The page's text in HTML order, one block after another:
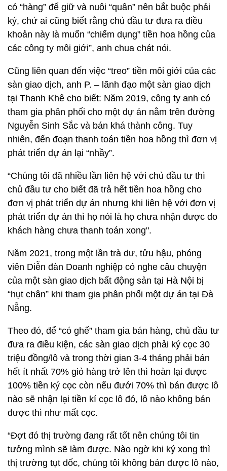
có “hàng” để giữ và nuôi “quân” nên bắt buộc phải
ký, chứ ai cũng biết rằng chủ đầu tư đưa ra điều
khoản này là muốn “chiếm dụng” tiền hoa hồng của
các công ty môi giới”, anh chua chát nói.
Cũng liên quan đến việc “treo” tiền môi giới của các
sàn giao dịch, anh P. – lãnh đạo một sàn giao dịch
tại Thanh Khê cho biết: Năm 2019, công ty anh có
tham gia phân phối cho một dự án nằm trên đường
Nguyễn Sinh Sắc và bán khá thành công. Tuy
nhiên, đến đoạn thanh toán tiền hoa hồng thì đơn vị
phát triển dự án lại “nhầy”.
“Chúng tôi đã nhiều lần liên hệ với chủ đầu tư thì
chủ đầu tư cho biết đã trả hết tiền hoa hồng cho
đơn vị phát triển dự án nhưng khi liên hệ với đơn vị
phát triển dự án thì họ nói là họ chưa nhận được do
khách hàng chưa thanh toán xong".
Năm 2021, trong một lần trà dư, tửu hậu, phóng
viên Diễn đàn Doanh nghiệp có nghe câu chuyện
của một sàn giao dịch bất động sản tại Hà Nội bị
“hụt chân” khi tham gia phân phối một dự án tại Đà
Nẵng.
Theo đó, để “có ghế” tham gia bán hàng, chủ đầu tư
đưa ra điều kiện, các sàn giao dịch phải ký cọc 30
triệu đồng/lô và trong thời gian 3-4 tháng phải bán
hết ít nhất 70% giỏ hàng trở lên thì hoàn lại được
100% tiền ký cọc còn nếu đưới 70% thì bán được lô
nào sẽ nhận lại tiền kí cọc lô đó, lô nào không bán
được thì như mất cọc.
“Đợt đó thị trường đang rất tốt nên chúng tôi tin
tưởng mình sẽ làm được. Nào ngờ khi ký xong thì
thị trường tụt dốc, chúng tôi không bán được lô nào,